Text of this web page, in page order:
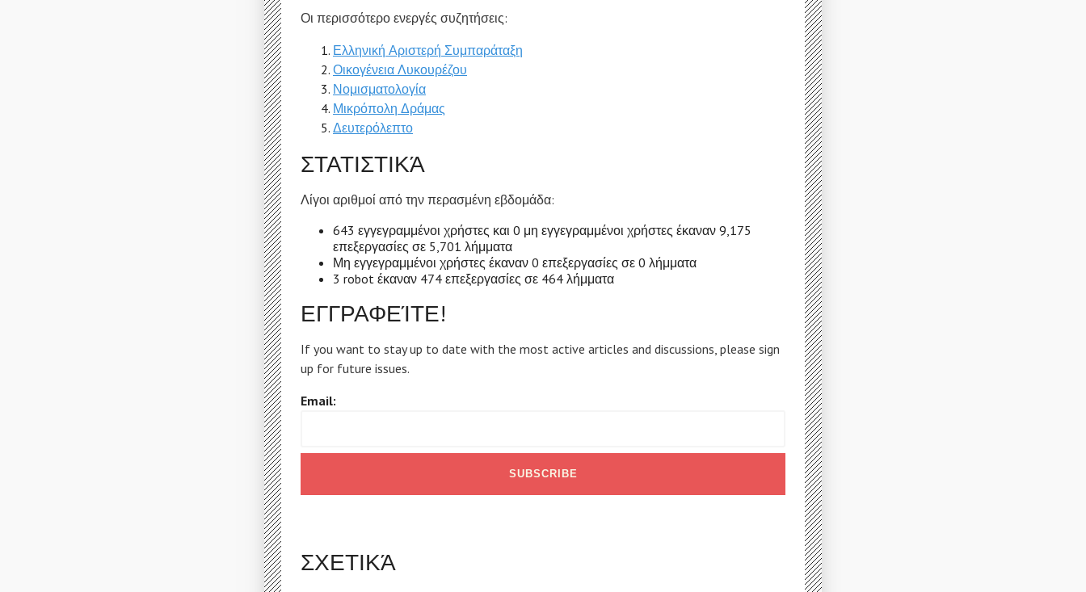
Οι περισσότερο ενεργές συζητήσεις:
Ελληνική Αριστερή Συμπαράταξη
Οικογένεια Λυκουρέζου
Νομισματολογία
Μικρόπολη Δράμας
Δευτερόλεπτο
ΣΤΑΤΙΣΤΙΚΆ
Λίγοι αριθμοί από την περασμένη εβδομάδα:
643 εγγεγραμμένοι χρήστες και 0 μη εγγεγραμμένοι χρήστες έκαναν 9,175
επεξεργασίες σε 5,701 λήμματα
Μη εγγεγραμμένοι χρήστες έκαναν 0 επεξεργασίες σε 0 λήμματα
3 robot έκαναν 474 επεξεργασίες σε 464 λήμματα
ΕΓΓΡΑΦΕΊΤΕ!
If you want to stay up to date with the most active articles and discussions, please sign
up for future issues.
Email:
ΣΧΕΤΙΚΆ